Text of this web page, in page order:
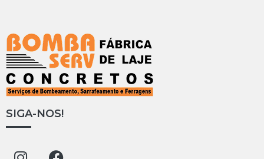
SIGA-NOS!